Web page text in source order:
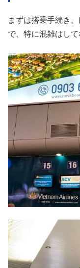
まずは搭乗手続き
で、特に混雑はして